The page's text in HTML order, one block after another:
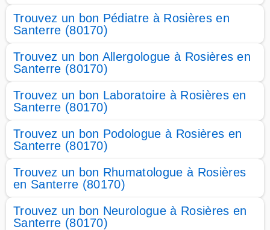
Trouvez un bon Pédiatre à Rosières en
Santerre (80170)
Trouvez un bon Allergologue à Rosières en
Santerre (80170)
Trouvez un bon Laboratoire à Rosières en
Santerre (80170)
Trouvez un bon Podologue à Rosières en
Santerre (80170)
Trouvez un bon Rhumatologue à Rosières
en Santerre (80170)
Trouvez un bon Neurologue à Rosières en
Santerre (80170)